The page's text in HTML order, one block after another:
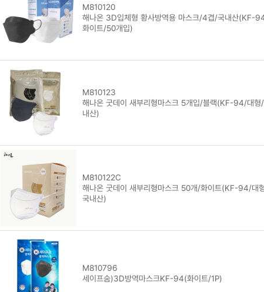
M810120
해나온 3D입체형 황사방역용 마스크/4겹/국내산(KF-
화이트/50개입)
M810123
해나온 굿데이 새부리형마스크 5개입/블랙(KF-94/대
내산)
M810122C
해나온 굿데이 새부리형마스크 50개/화이트(KF-94/대
국내산)
M810796
세이프숨)3D방역마스크KF-94(화이트/1P)